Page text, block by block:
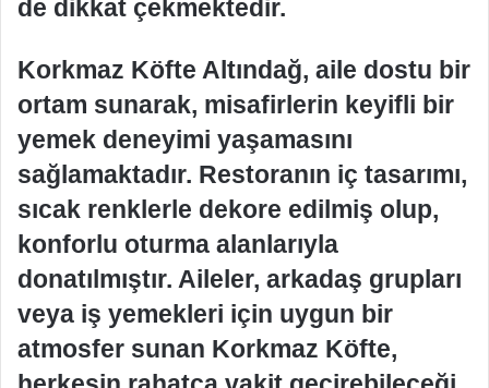
de dikkat çekmektedir.
Korkmaz Köfte Altındağ, aile dostu bir
ortam sunarak, misafirlerin keyifli bir
yemek deneyimi yaşamasını
sağlamaktadır. Restoranın iç tasarımı,
sıcak renklerle dekore edilmiş olup,
konforlu oturma alanlarıyla
donatılmıştır. Aileler, arkadaş grupları
veya iş yemekleri için uygun bir
atmosfer sunan Korkmaz Köfte,